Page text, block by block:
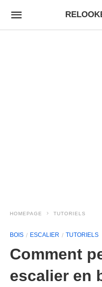
HOMEPAGE TUTORIELS
BOIS ESCALIER TUTORIELS
Comment
escalier en